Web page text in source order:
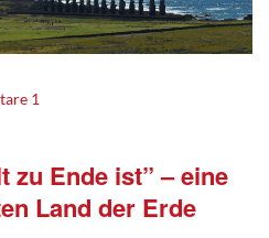
1
zu Ende ist” – eine
Land der Erde